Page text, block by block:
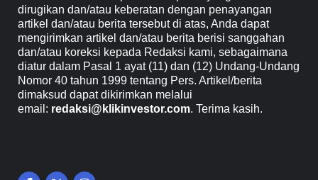
dirugikan dan/atau keberatan dengan penayangan
artikel dan/atau berita tersebut di atas, Anda dapat
mengirimkan artikel dan/atau berita berisi sanggahan
dan/atau koreksi kepada Redaksi kami, sebagaimana
diatur dalam Pasal 1 ayat (11) dan (12) Undang-Undang
Nomor 40 tahun 1999 tentang Pers. Artikel/berita
dimaksud dapat dikirimkan melalui
email: redaksi@klikinvestor.com. Terima kasih.